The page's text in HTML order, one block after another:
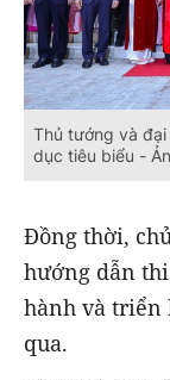
Thủ tướng và
dục tiêu biểu -
Đồng thời,
hướng dẫn
hành và triển
qua.